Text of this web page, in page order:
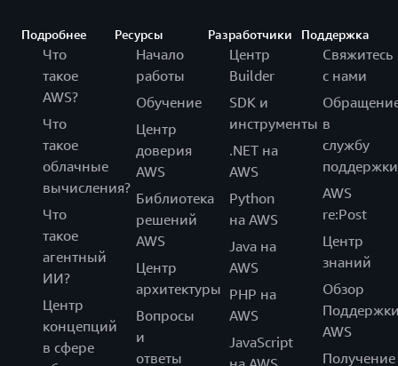
Подробнее
Что
такое
AWS?
Что
такое
облачные
вычисления?
Что
такое
агентный
ИИ?
Центр
концепций
в сфере
Ресурсы
Начало
работы
Обучение
Центр
доверия
AWS
Библиотека
решений
AWS
Центр
архитектуры
Вопросы
и
ответы
Разработчики
Центр
Builder
SDK и
инструменты
.NET на
AWS
Python
на AWS
Java на
AWS
PHP на
AWS
JavaScript
Поддержка
Свяжитесь
с нами
в
службу
поддержки
AWS
re:Post
Центр
знаний
Обзор
AWS
Получение